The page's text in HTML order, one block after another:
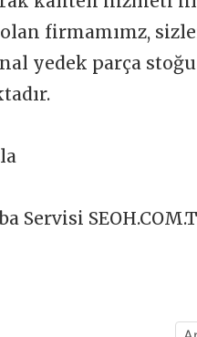
firmamımz,
yedek parça
Servisi